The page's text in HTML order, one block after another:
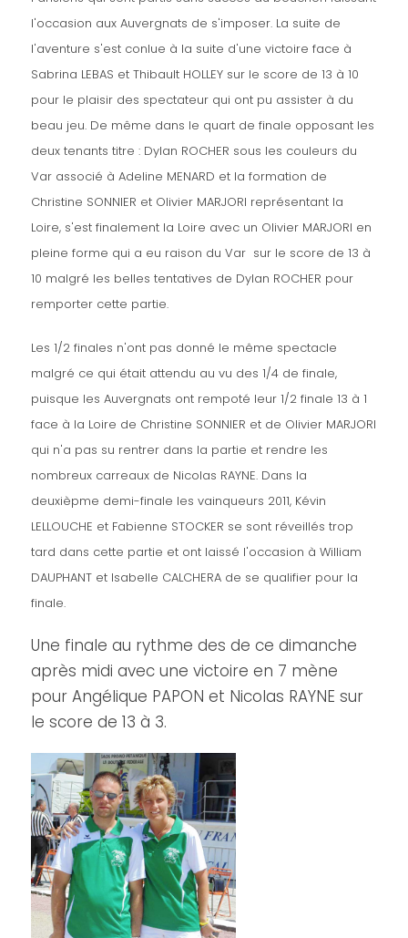
l'occasion aux Auvergnats de s'imposer. La suite de
l'aventure s'est conlue à la suite d'une victoire face à
Sabrina LEBAS et Thibault HOLLEY sur le score de 13 à 10
pour le plaisir des spectateur qui ont pu assister à du
beau jeu. De même dans le quart de finale opposant les
deux tenants titre : Dylan ROCHER sous les couleurs du
Var associé à Adeline MENARD et la formation de
Christine SONNIER et Olivier MARJORI représentant la
Loire, s'est finalement la Loire avec un Olivier MARJORI en
pleine forme qui a eu raison du Var sur le score de 13 à
10 malgré les belles tentatives de Dylan ROCHER pour
remporter cette partie.
Les 1/2 finales n'ont pas donné le même spectacle
malgré ce qui était attendu au vu des 1/4 de finale,
puisque les Auvergnats ont rempoté leur 1/2 finale 13 à 1
face à la Loire de Christine SONNIER et de Olivier MARJORI
qui n'a pas su rentrer dans la partie et rendre les
nombreux carreaux de Nicolas RAYNE. Dans la
deuxièpme demi-finale les vainqueurs 2011, Kévin
LELLOUCHE et Fabienne STOCKER se sont réveillés trop
tard dans cette partie et ont laissé l'occasion à William
DAUPHANT et Isabelle CALCHERA de se qualifier pour la
finale.
Une finale au rythme des de ce dimanche
après midi avec une victoire en 7 mène
pour Angélique PAPON et Nicolas RAYNE sur
le score de 13 à 3.